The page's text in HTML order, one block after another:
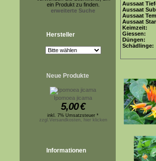
ein Produkt zu finden.
erweiterte Suche
Hersteller
Neue Produkte
Ipomoea jicama
5,00€
inkl. 7% Umsatzsteuer *
zzgl.Versandkosten, hier klicken
Informationen
Aussaat
Aussaat
Aussaat
Aussaat
Keimzeit:
Giessen:
Düngen:
Schädlinge: